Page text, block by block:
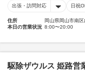
出張・訪問対応 日祝
住所
岡山県岡山市南
本日の営業状況 8:00〜20:00
駆除ザウルス 姫路営